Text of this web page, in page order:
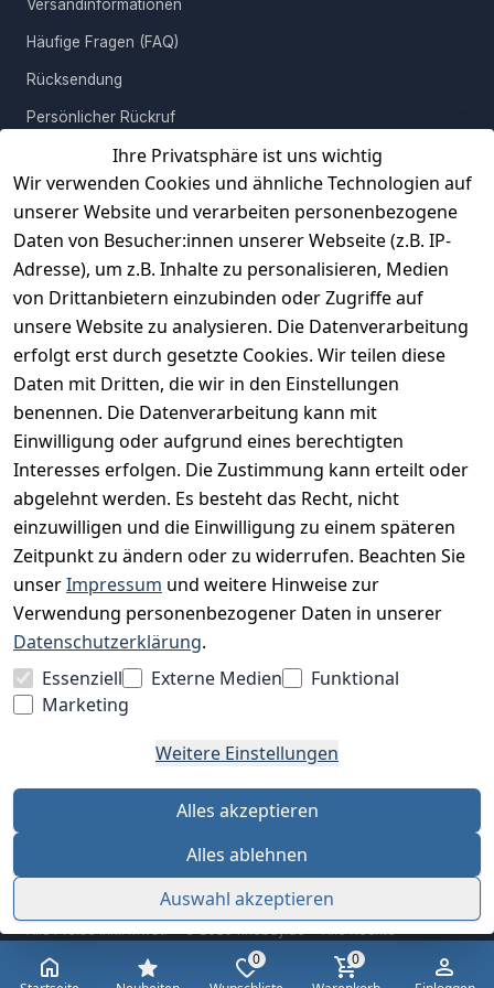
0
0
Ihre Privatsphäre ist uns wichtig
Wir verwenden Cookies und ähnliche Technologien auf
unserer Website und verarbeiten personenbezogene
Daten von Besucher:innen unserer Webseite (z.B. IP-
Adresse), um z.B. Inhalte zu personalisieren, Medien
von Drittanbietern einzubinden oder Zugriffe auf
unsere Website zu analysieren. Die Datenverarbeitung
erfolgt erst durch gesetzte Cookies. Wir teilen diese
Daten mit Dritten, die wir in den Einstellungen
benennen. Die Datenverarbeitung kann mit
Einwilligung oder aufgrund eines berechtigten
Interesses erfolgen. Die Zustimmung kann erteilt oder
abgelehnt werden. Es besteht das Recht, nicht
einzuwilligen und die Einwilligung zu einem späteren
Zeitpunkt zu ändern oder zu widerrufen. Beachten Sie
unserImpressum und weitere Hinweise zur
Verwendung personenbezogener Daten in unserer
Datenschutzerklärung.
Essenziell
Externe Medien
Funktional
Marketing
Weitere Einstellungen
Alles akzeptieren
Alles ablehnen
Auswahl akzeptieren
Versandinformationen
Häufige Fragen (FAQ)
Rücksendung
Persönlicher Rückruf
Erfahrungen
Vertrag widerrufen
INFORMATIONEN
Widerrufsrecht
Datenschutz
Unser Unternehmen
Charity & Wohltätigkeit
BESUCHE UNS
BEQUEM BEZAHLEN MIT
WIR VERSENDEN MIT
AGBDatenschutz Impressum Widerrufsrecht Cookie-Einstellungen